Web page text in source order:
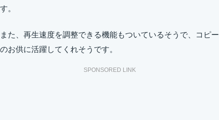
す。
また、再生速度を調整できる機能もついているそうで、コピー
のお供に活躍してくれそうです。
SPONSORED LINK